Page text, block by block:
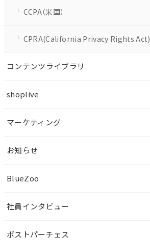
└ CCPA（米国）
└ CPRA(California Privacy Rights Act)
コンテンツライブラリ
shoplive
マーケティング
お知らせ
BlueZoo
社員インタビュー
ポストパーチェス